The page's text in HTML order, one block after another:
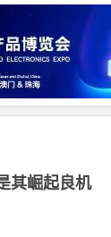
其崛起良机